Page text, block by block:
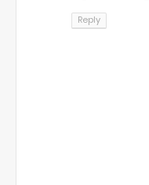
Reply